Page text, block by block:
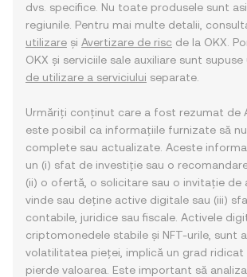
dvs. specifice. Nu toate produsele sunt
regiunile. Pentru mai multe detalii,
utilizare și Avertizare de risc de la OKX.
OKX și serviciile sale auxiliare sunt supuse
de utilizare a serviciului separate.
Urmăriți conținut care a fost rezumat de
este posibil ca informațiile furnizate să
complete sau actualizate. Aceste
un (i) sfat de investiție sau o
(ii) o ofertă, o solicitare sau o invitație de
vinde sau deține active digitale sau (iii)
contabile, juridice sau fiscale. Activele
criptomonedele stabile și NFT-urile, sunt
volatilitatea pieței, implică un grad ridicat
pierde valoarea. Este important să